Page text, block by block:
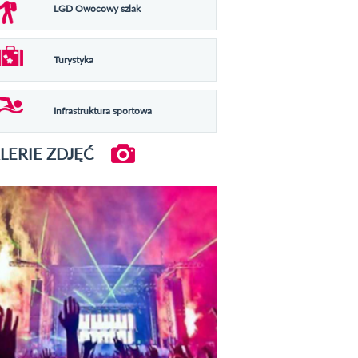
LGD Owocowy szlak
Turystyka
Infrastruktura sportowa
ZDJĘĆ